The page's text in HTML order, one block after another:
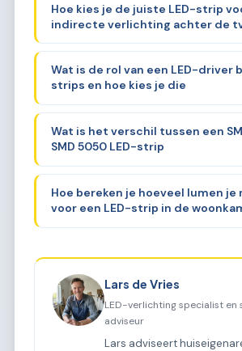
Hoe kies je de juiste LED-strip
indirecte verlichting achter de
Wat is de rol van een LED-driver
strips en hoe kies je die
Wat is het verschil tussen een
SMD 5050 LED-strip
Hoe bereken je hoeveel lumen je
voor een LED-strip in de
Lars de Vries
LED-verlichting specialist en
adviseur
Lars adviseert